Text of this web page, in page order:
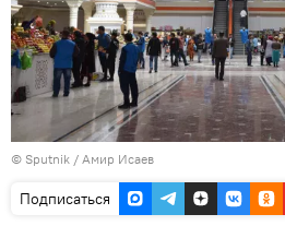
© Sputnik / Амир Исаев
Подписаться